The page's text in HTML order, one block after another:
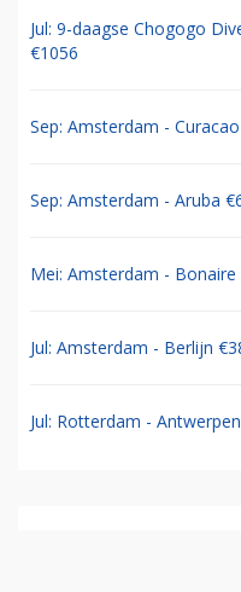
Jul: 9-daagse Chogogo
€1056
Sep: Amsterdam -
Sep: Amsterdam - Aruba
Mei: Amsterdam - Bonaire
Jul: Amsterdam - Berlijn
Jul: Rotterdam -